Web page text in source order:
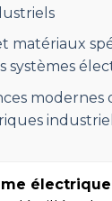
matériaux
systèmes
modernes